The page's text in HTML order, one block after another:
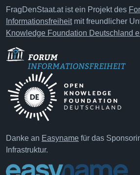
FragDenStaat.at ist ein Projekt des
Informationsfreiheitmit freundlicher
Knowledge Foundation Deutschland
Danke an Easyname für das
Infrastruktur.